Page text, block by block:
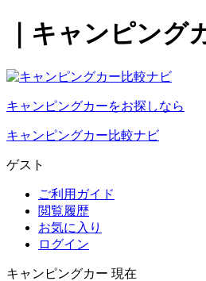
｜キャンピング
キャンピングカーをお探しなら
キャンピングカー比較ナビ
ゲスト
ご利用ガイド
閲覧履歴
お気に入り
ログイン
キャンピングカー 現在